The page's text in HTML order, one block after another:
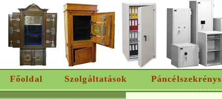
Főoldal Szolgáltatások